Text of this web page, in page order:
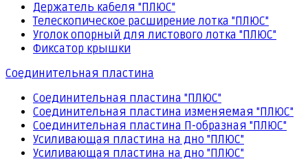
Держатель кабеля "ПЛЮС"
Телескопическое расширение лотка "ПЛЮС"
Уголок опорный для листового лотка "ПЛЮС"
Фиксатор крышки
Соединительная пластина
Соединительная пластина "ПЛЮС"
Соединительная пластина изменяемая "ПЛЮС"
Соединительная пластина П-образная "ПЛЮС"
Усиливающая пластина на дно "ПЛЮС"
Усиливающая пластина на дно "ПЛЮС"